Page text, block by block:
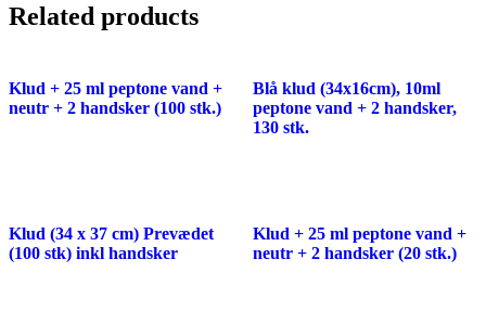
Related products
Klud + 25 ml peptone vand +
neutr + 2 handsker (100 stk.)
Blå klud (34x16cm), 10ml
peptone vand + 2 handsker,
130 stk.
Klud (34 x 37 cm) Prevædet
(100 stk) inkl handsker
Klud + 25 ml peptone vand +
neutr + 2 handsker (20 stk.)